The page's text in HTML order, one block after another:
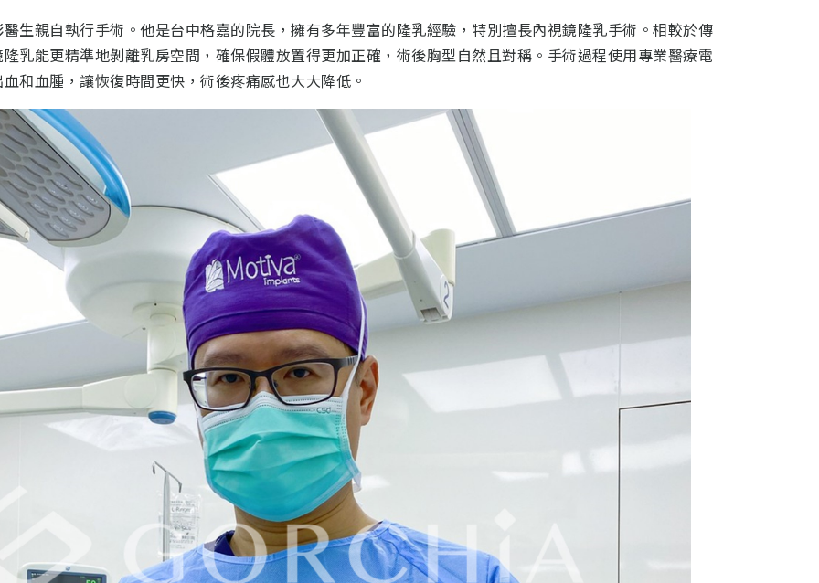
醫生親自執行手術。他是台中格嘉的院長，擁有多年豐富的隆乳經驗，特別擅長內視鏡隆乳手術。相較於傳
乳能更精準地剝離乳房空間，確保假體放置得更加正確，術後胸型自然且對稱。手術過程使用專業醫療電
和血腫，讓恢復時間更快，術後疼痛感也大大降低。